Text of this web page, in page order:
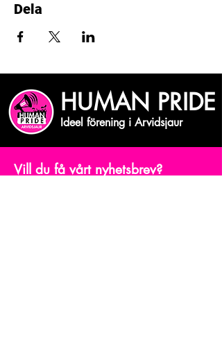
Dela
HUMAN PRIDE
Ideel förening i Arvidsjaur
Vill du få vårt nyhetsbrev?